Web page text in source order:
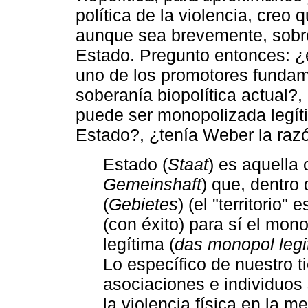
política de la violencia, creo
aunque sea brevemente,
Estado. Pregunto entonces:
uno de los promotores
soberanía biopolítica
puede ser monopolizada
Estado?, ¿tenía Weber la
Estado (Staat) es aquella
Gemeinshaft) que, dentro
(Gebietes) (el "territorio"
(con éxito) para sí el
legítima (das monopol
Lo específico de nuestro
asociaciones e
la violencia física en la